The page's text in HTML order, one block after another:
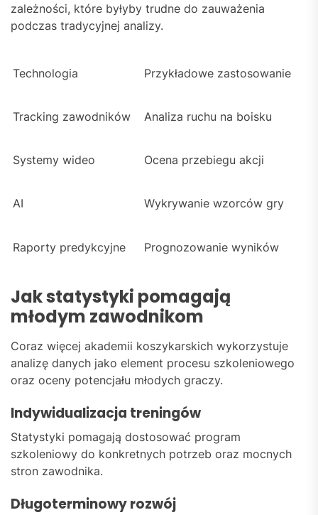
zależności, które byłyby trudne do zauważenia
podczas tradycyjnej analizy.
Technologia Przykładowe zastosowanie
Tracking zawodników Analiza ruchu na boisku
Systemy wideo Ocena przebiegu akcji
AI Wykrywanie wzorców gry
Raporty predykcyjne Prognozowanie wyników
Jak statystyki pomagają
młodym zawodnikom
Coraz więcej akademii koszykarskich wykorzystuje
analizę danych jako element procesu szkoleniowego
oraz oceny potencjału młodych graczy.
Indywidualizacja treningów
Statystyki pomagają dostosować program
szkoleniowy do konkretnych potrzeb oraz mocnych
stron zawodnika.
Długoterminowy rozwój